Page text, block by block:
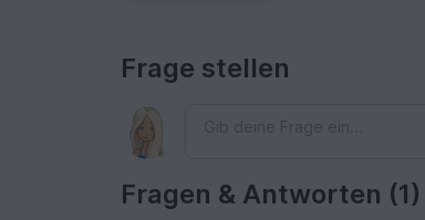
Frage stellen
Fragen & Antworten (1)